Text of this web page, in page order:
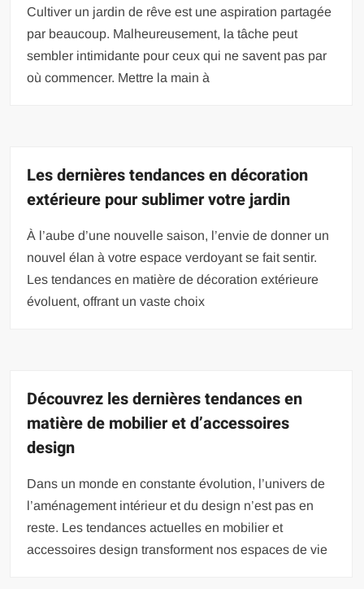
Cultiver un jardin de rêve est une aspiration partagée
par beaucoup. Malheureusement, la tâche peut
sembler intimidante pour ceux qui ne savent pas par
où commencer. Mettre la main à
Les dernières tendances en décoration
extérieure pour sublimer votre jardin
À l’aube d’une nouvelle saison, l’envie de donner un
nouvel élan à votre espace verdoyant se fait sentir.
Les tendances en matière de décoration extérieure
évoluent, offrant un vaste choix
Découvrez les dernières tendances en
matière de mobilier et d’accessoires
design
Dans un monde en constante évolution, l’univers de
l’aménagement intérieur et du design n’est pas en
reste. Les tendances actuelles en mobilier et
accessoires design transforment nos espaces de vie